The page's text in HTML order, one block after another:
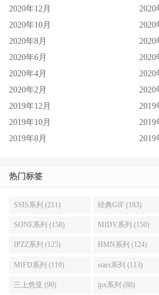
2020年12月
2020
2020年10月
2020
2020年8月
2020
2020年6月
2020
2020年4月
2020
2020年2月
2020
2019年12月
2019
2019年10月
2019
2019年8月
2019
热门标签
SSIS系列 (211) 经典GIF (183)
SONE系列 (158) MIDV系列 (150)
IPZZ系列 (125) HMN系列 (124)
MIFD系列 (119) stars系列 (113)
三上悠亚 (90) ipx系列 (88)